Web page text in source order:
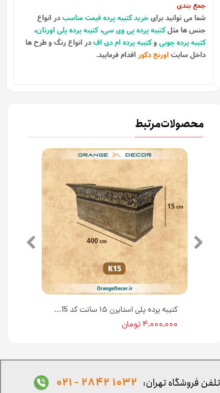
جمع بندی
شما می توانید برایخرید کتیبه پرده قیمت مناسبدر انواع
جنس ها مثلکتیبه پرده پی وی سی،کتیبه پرده پلی اورتان،
کتیبه پرده چوبی وکتیبه پرده ام دی افدر انواع رنگ و طرح ها
داخل سایت اورنج دکور اقدام فرمایید.
محصولات مرتبط
کتیبه پرده پلی استایرن ۱۵ سانت کد K15 [انبار تهران]
۴,۰۰۰,۰۰۰ تومان
تلفن فروشگاه تهران: 1032 2842 - 021